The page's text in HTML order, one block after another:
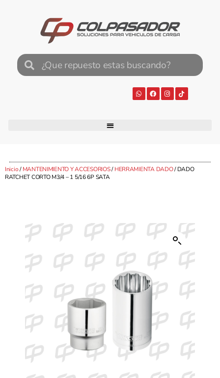
Inicio/MANTENIMIENTO Y ACCESORIOS/HERRAMIENTA DADO/ DADO
RATCHET CORTO M3/4 – 1 5/16 6P SATA